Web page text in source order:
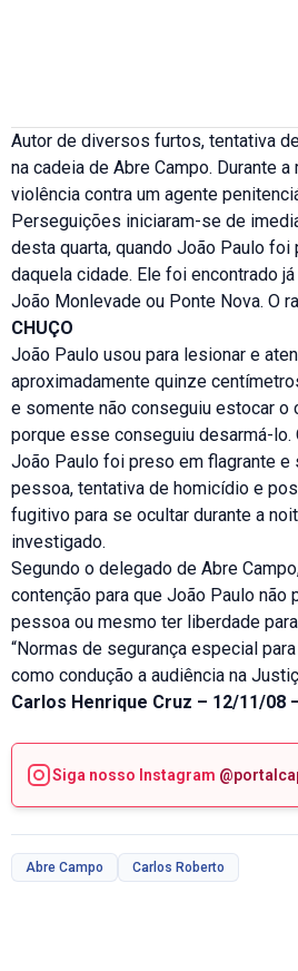
Autor de diversos furtos, tentativa
na cadeia de Abre Campo. Durante
violência contra um agente
Perseguições iniciaram-se de
desta quarta, quando João Paulo
daquela cidade. Ele foi encontrado
João Monlevade ou Ponte Nova. O
CHUÇO
João Paulo usou para lesionar e
aproximadamente quinze
e somente não conseguiu estocar o
porque esse conseguiu desarmá-lo.
João Paulo foi preso em flagrante e
pessoa, tentativa de homicídio e
fugitivo para se ocultar durante a
investigado.
Segundo o delegado de Abre
contenção para que João Paulo
pessoa ou mesmo ter liberdade
“Normas de segurança especial
como condução a audiência na
Carlos Henrique Cruz – 12/11/08
Siga nosso Instagram
Abre Campo Carlos Roberto